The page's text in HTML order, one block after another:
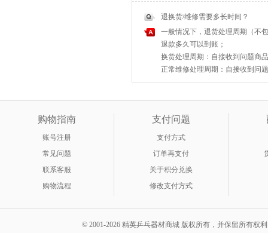
退换货/维修需要多长时间？
一般情况下，退货处理周期（不
退款多久可以到账；
换货处理周期：自接收到问题商
正常维修处理周期：自接收到问
购物指南
账号注册
常见问题
联系客服
购物流程
支付问题
支付方式
订单再支付
关于积分兑换
修改支付方式
© 2001-2026 精英乒乓器材商城 版权所有，并保留所有权